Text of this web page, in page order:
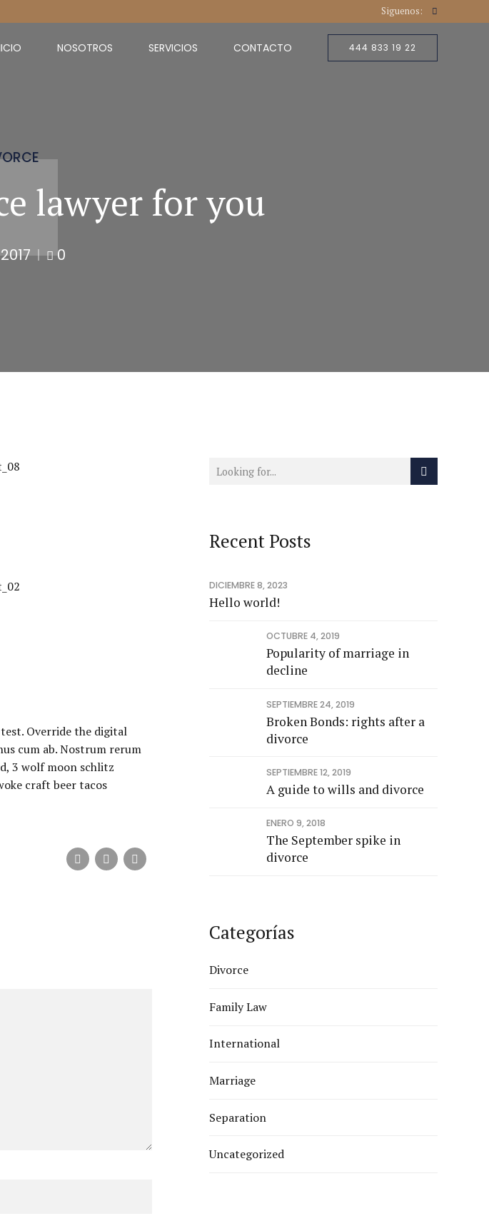
Siguenos:
444 833 19 22
NOSOTROS SERVICIOS CONTACTO
lawyer for you
0
Override the digital
cum ab. Nostrum rerum
3 wolf moon schlitz
craft beer tacos
Recent Posts
DICIEMBRE 8, 2023
Hello world!
OCTUBRE 4, 2019
Popularity of marriage in
decline
SEPTIEMBRE 24, 2019
Broken Bonds: rights after a
divorce
SEPTIEMBRE 12, 2019
A guide to wills and divorce
ENERO 9, 2018
The September spike in
divorce
Categorías
Divorce
Family Law
International
Marriage
Separation
Uncategorized